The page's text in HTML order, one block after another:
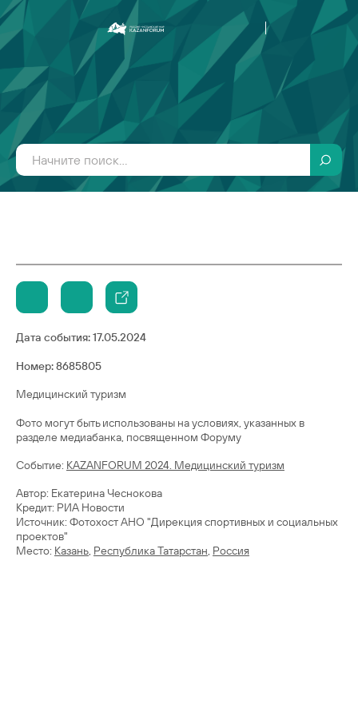
Дата события:17.05.2024
Номер: 8685805
Медицинский туризм
Фото могут быть использованы на условиях, указанных в
разделе медиабанка, посвященном Форуму
Cобытие: KAZANFORUM 2024. Медицинский туризм
Автор: Екатерина Чеснокова
Кредит: РИА Новости
Источник: Фотохост АНО "Дирекция спортивных и социальных
проектов"
Место: Казань, Республика Татарстан, Россия